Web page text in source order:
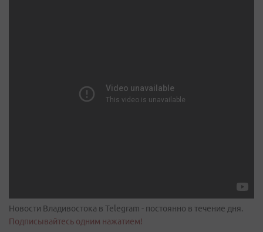
Новости Владивостока в Telegram - постоянно в течение дня.
Подписывайтесь одним нажатием!